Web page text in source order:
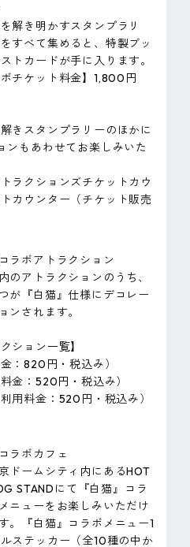
解き明かすスタンプラリ
すべて集めると、特製ブッ
トカードが手に入ります。
チケット料金】1,800円
きスタンプラリーのほかに
ンもあわせてお楽しみいた
ラクションズチケットカウ
カウンター（チケット販売
ラボアトラクション
のアトラクションのうち、
が『白猫』仕様にデコレー
ンされます。
ション一覧】
：820円・税込み）
金：520円・税込み）
用料金：520円・税込み）
ラボカフェ
ドームシティ内にあるHOT
STANDにて『白猫』コラ
ニューをお楽しみいただけ
。『白猫』コラボメニュー1
ステッカー（全10種の中か